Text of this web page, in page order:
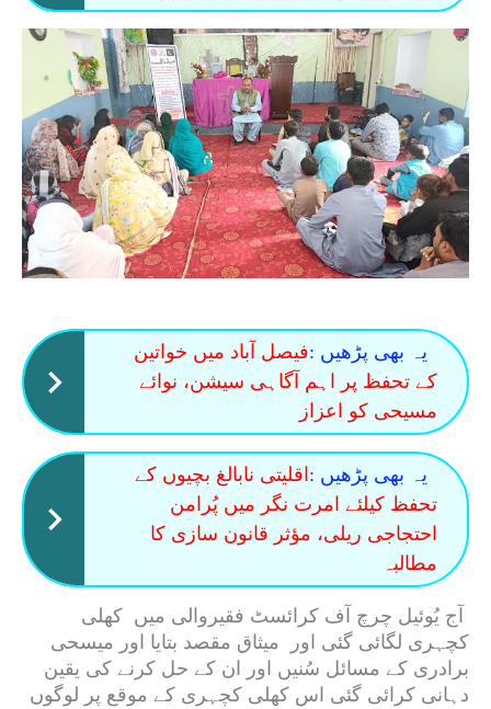
یہ بھی پڑھیں :فیصل آباد میں خواتین
کے تحفظ پر اہم آگاہی سیشن، نوائے
مسیحی کو اعزاز
یہ بھی پڑھیں : اقلیتی نابالغ بچیوں کے
تحفظ کیلئے امرت نگر میں پُرامن
احتجاجی ریلی، مؤثر قانون سازی کا
مطالبہ
آج یُوئیل چرچ آف کرائسٹ فقیروالی میں کھلی
کچہری لگائی گئی اور میثاق مقصد بتایا اور میسحی
برادری کے مسائل سُنیں اور ان کے حل کرنے کی یقین
دہانی کرائی گئی اس کھلی کچہری کے موقع پر لوگوں